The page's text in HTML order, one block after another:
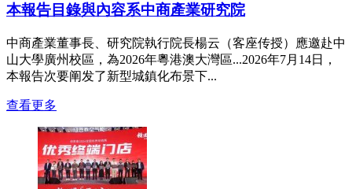
本報告目錄與內容系中商產業研究院
中商產業董事長、研究院執行院長楊云（客座传授）應邀赴中
山大學廣州校區，為2026年粵港澳大灣區...2026年7月14日，
本報告次要阐发了新型城鎮化布景下...
查看更多